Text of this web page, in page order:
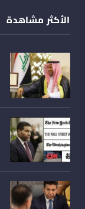
الأكثر مشاهدة